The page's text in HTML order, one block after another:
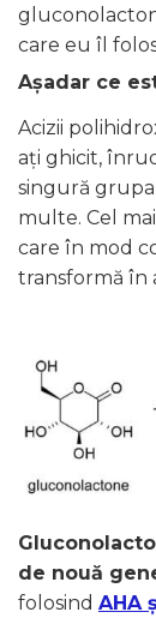
care eu îl
Așadar ce
Acizii
ați ghicit,
singură
multe. Cel
care în mod
transformă în
de nouă
folosind AHA